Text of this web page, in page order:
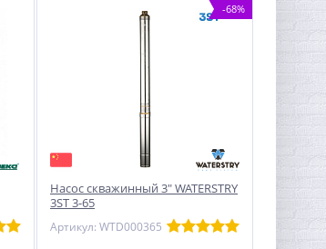
-68%
Насос скважинный 3" WATERSTRY
3ST 3-65
Артикул: WTD000365